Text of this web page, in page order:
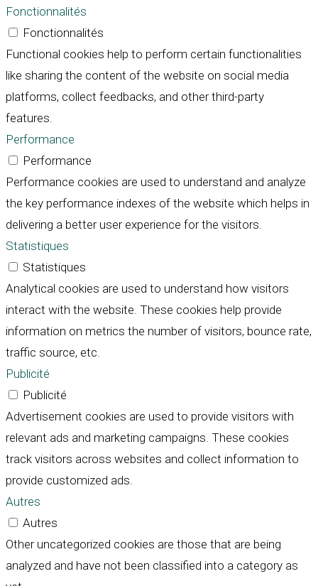
Fonctionnalités
Fonctionnalités
Functional cookies help to perform certain functionalities
like sharing the content of the website on social media
platforms, collect feedbacks, and other third-party
features.
Performance
Performance
Performance cookies are used to understand and analyze
the key performance indexes of the website which helps in
delivering a better user experience for the visitors.
Statistiques
Statistiques
Analytical cookies are used to understand how visitors
interact with the website. These cookies help provide
information on metrics the number of visitors, bounce rate,
traffic source, etc.
Publicité
Publicité
Advertisement cookies are used to provide visitors with
relevant ads and marketing campaigns. These cookies
track visitors across websites and collect information to
provide customized ads.
Autres
Autres
Other uncategorized cookies are those that are being
analyzed and have not been classified into a category as